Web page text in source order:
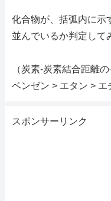
化合物が、括弧内に示
並んでいるか判定して
（炭素-炭素結合距離の
ベンゼン > エタン > エ
スポンサーリンク